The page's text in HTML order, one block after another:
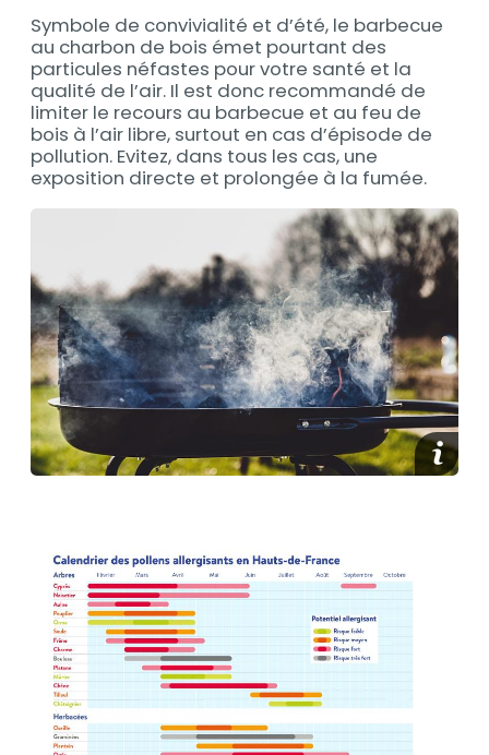
Contenu
Symbole de convivialité et d’été, le barbecue
au charbon de bois émet pourtant des
particules néfastes pour votre santé et la
qualité de l’air. Il est donc recommandé de
limiter le recours au barbecue et au feu de
bois à l’air libre, surtout en cas d’épisode de
pollution. Evitez, dans tous les cas, une
exposition directe et prolongée à la fumée.